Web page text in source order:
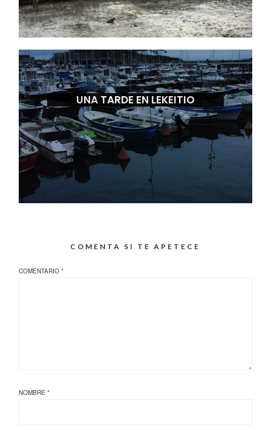
UNA TARDE EN LEKEITIO
COMENTA SI TE APETECE
COMENTARIO*
NOMBRE*